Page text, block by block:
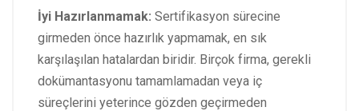
İyi Hazırlanmamak: Sertifikasyon sürecine
girmeden önce hazırlık yapmamak, en sık
karşılaşılan hatalardan biridir. Birçok firma, gerekli
dokümantasyonu tamamlamadan veya iç
süreçlerini yeterince gözden geçirmeden